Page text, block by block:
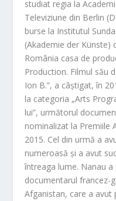
studiat regia la
Televiziune din Berlin
burse la Institutul
(Akademie der Künste)
România casa de
Production. Filmul său
Ion B.”, a câștigat, în
la categoria „Arts
lui”, următorul
nominalizat la Premiile
2015. Cel din urmă a
numeroasă și a avut
întreaga lume. Nanau
documentarul francez-
Afganistan, care a avut